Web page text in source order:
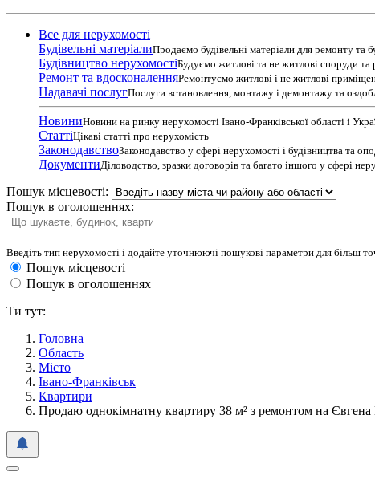
Все для нерухомості
Будівельні матеріалиПродаємо будівельні матеріали для ремонту та
Будівництво нерухомостіБудуємо житлові та не житлові споруди та
Ремонт та вдосконаленняРемонтуємо житлові і не житлові
Надавачі послугПослуги встановлення, монтажу і демонтажу та
НовиниНовини на ринку нерухомості Івано-Франківської області і
СтаттіЦікаві статті про нерухомість
ЗаконодавствоЗаконодавство у сфері нерухомості і будівництва та
ДокументиДіловодство, зразки договорів та багато іншого у сфері
Пошук місцевості:
Пошук в оголошеннях:
Введіть тип нерухомості і додайте уточнюючі пошукові параметри для більш
Пошук місцевості
Пошук в оголошеннях
Ти тут:
Головна
Область
Місто
Івано-Франківськ
Квартири
Продаю однокімнатну квартиру 38 м² з ремонтом на Євгена